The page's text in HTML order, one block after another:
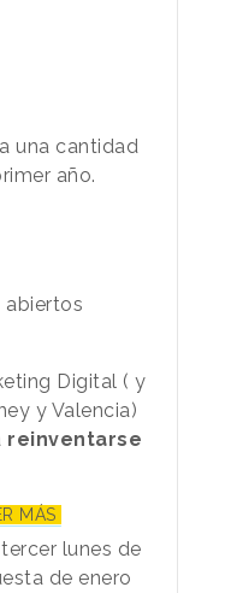
una cantidad
año.
abiertos
Digital ( y
y Valencia)
reinventarse
MÁS
lunes de
de enero